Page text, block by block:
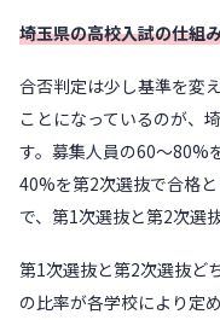
埼玉県の高校入試の仕組
合否判定は少し基準を変
ことになっているのが、
す。募集人員の60〜80%
40%を第2次選抜で合格
で、第1次選抜と第2次選
第1次選抜と第2次選抜ど
の比率が各学校により定